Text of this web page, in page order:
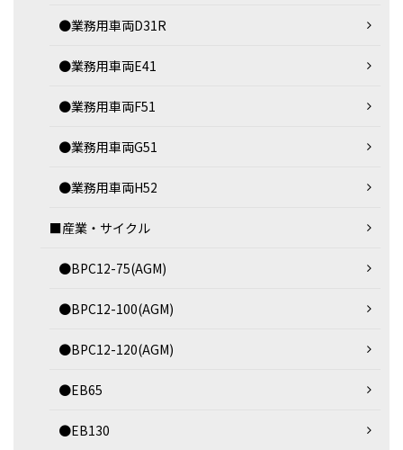
●業務用車両D31R
●業務用車両E41
●業務用車両F51
●業務用車両G51
●業務用車両H52
■産業・サイクル
●BPC12-75(AGM)
●BPC12-100(AGM)
●BPC12-120(AGM)
●EB65
●EB130